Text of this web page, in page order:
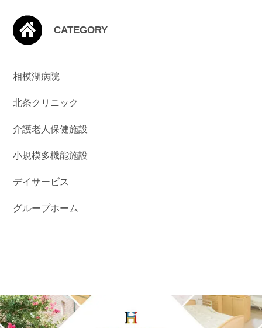
CATEGORY
相模湖病院
北条クリニック
介護老人保健施設
小規模多機能施設
デイサービス
グループホーム